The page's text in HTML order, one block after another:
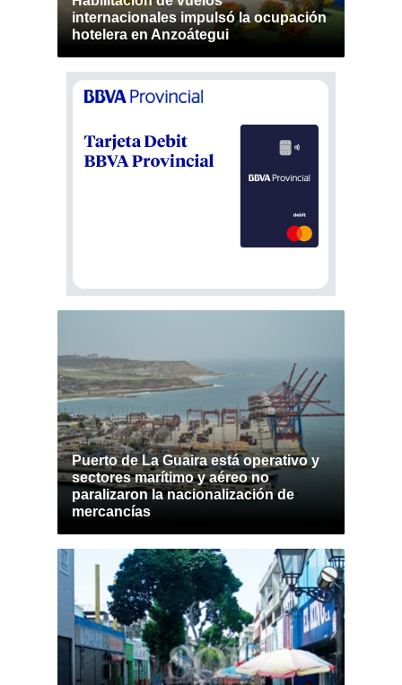
internacionales impulsó la ocupación
hotelera en Anzoátegui
Puerto de La Guaira está operativo y
sectores marítimo y aéreo no
paralizaron la nacionalización de
mercancías